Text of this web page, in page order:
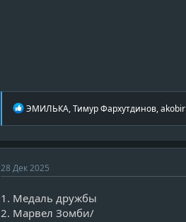
Р
а
ц
и
и
ЭМИЛЬКА,Тимур Фархутдинов,akobir
28 Дек 2025
1. Медаль дружбы
2. Марвел Зомби/